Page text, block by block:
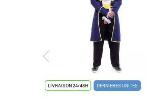
LIVRAISON 24/48H DERNIÈRES UNITÉS